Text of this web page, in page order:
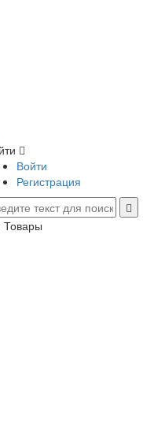
Войти
Регистрация
Товары